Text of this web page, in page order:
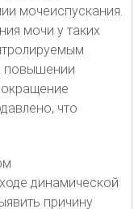
мочеиспускания.
мочи у таких
повышении
что
динамической
причину